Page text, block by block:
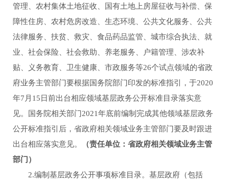
管理、农村集体土地征收、国有土地上房屋征收与补偿、保
障性住房、农村危房改造、生态环境、公共文化服务、公共
法律服务、扶贫、救灾、食品药品监管、城市综合执法、就
业、社会保险、社会救助、养老服务、户籍管理、涉农补
贴、义务教育、卫生健康、市政服务等26个试点领域的省政
府业务主管部门要根据国务院部门印发的标准指引，于2020
年7月15日前出台相应领域基层政务公开标准目录落实意
见。国务院相关部门2021年底前编制完成其他领域基层政务
公开标准指引后，省政府相关领域业务主管部门要及时跟进
出台相应落实意见。
（责任单位：省政府相关领域业务主管
部门）
2.编制基层政务公开事项标准目录。基层政府（包括